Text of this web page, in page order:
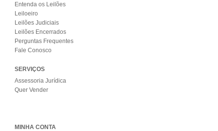
Entenda os Leilões
Leiloeiro
Leilões Judiciais
Leilões Encerrados
Perguntas Frequentes
Fale Conosco
SERVIÇOS
Assessoria Jurídica
Quer Vender
MINHA CONTA